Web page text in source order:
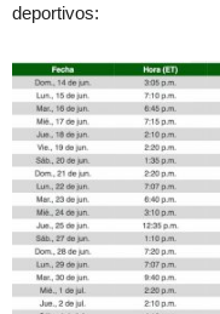
deportivos: